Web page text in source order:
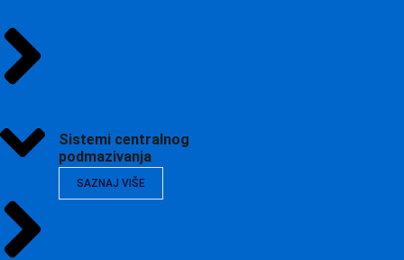
Sistemi centralnog
podmazivanja
SAZNAJ VIŠE